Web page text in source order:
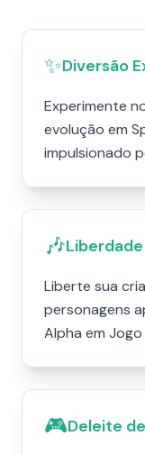
✨Diversão
Experimente
evolução em
impulsionado
🎶
Liberte sua
personagens
Alpha em
🎮Deleite